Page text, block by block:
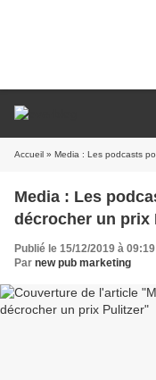
Accueil » Media : Les podcasts
Media : Les
décrocher un prix
Publié le 15/12/2019 à 09:19
Par new pub marketing